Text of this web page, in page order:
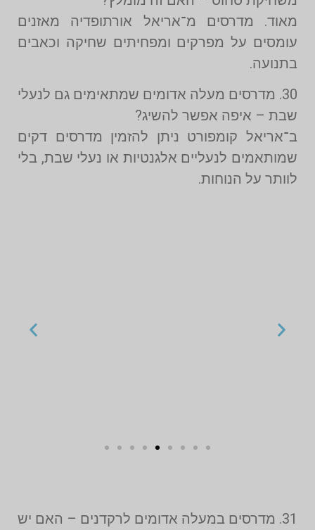
מאוד. מדרסים מ־אריאל אורתופדיה מאזנים
עומסים על מפרקים ומפחיתים שחיקה וכאבים
בתנועה.
30. מדרסים מעלה אדומים שמתאימים גם לנעלי
שבת – איפה אפשר להשיג?
ב־אריאל קומפורט ניתן להזמין מדרסים דקים
שמותאמים לנעליים אלגנטיות או נעלי שבת, בלי
לוותר על הנוחות.
31. מדרסים במעלה אדומים לרקדנים – האם יש